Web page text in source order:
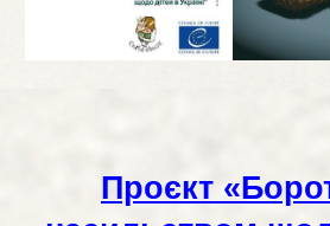
Проєкт